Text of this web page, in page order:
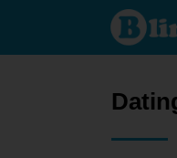
Dating -
looking
women